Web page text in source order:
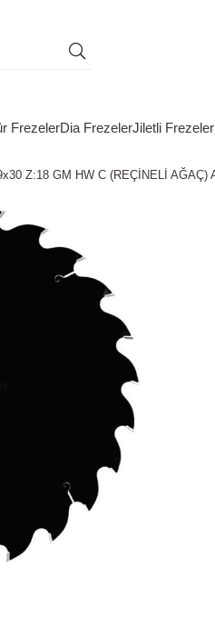
FrezelerDia FrezelerJiletli Frezeler
Z:18 GM HW C (REÇİNELİ